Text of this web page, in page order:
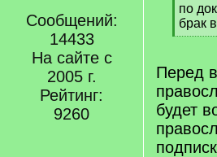
Сообщений:
14433
На сайте с
2005 г.
Рейтинг:
9260
[
q
]
по
брак
[
q
]
Перед
будет